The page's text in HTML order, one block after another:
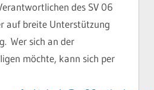
des SV 06
auf breite Unterstützung
Wer sich an der
möchte, kann sich per